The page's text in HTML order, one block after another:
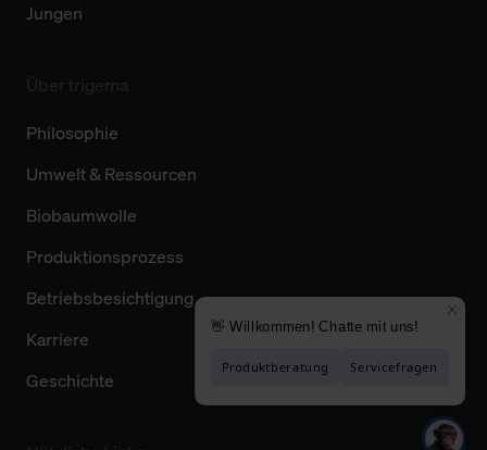
Jungen
Philosophie
Umwelt & Ressourcen
Biobaumwolle
Produktionsprozess
Betriebsbesichtigung
Karriere
Geschichte